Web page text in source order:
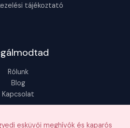
tájékoztató
Rólunk
Blog
Kapcsolat
esküvői meghívók és kaparós